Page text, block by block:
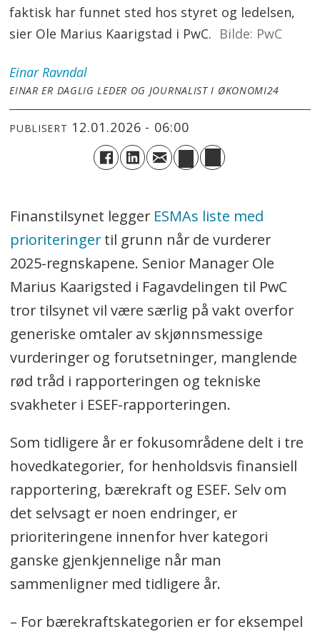
faktisk har funnet sted hos styret og ledelsen,
sier Ole Marius Kaarigstad i PwC.
PwC
Einar Ravndal
EINAR ER DAGLIG LEDER OG JOURNALIST I ØKONOMI24
PUBLISERT 12.01.2026 - 06:00
Finanstilsynet legger ESMAs liste med
prioriteringertil grunn når de vurderer
2025-regnskapene. Senior Manager Ole
Marius Kaarigsted i Fagavdelingen til PwC
tror tilsynet vil være særlig på vakt overfor
generiske omtaler av skjønnsmessige
vurderinger og forutsetninger, manglende
rød tråd i rapporteringen og tekniske
svakheter i ESEF-rapporteringen.
Som tidligere år er fokusområdene delt i tre
hovedkategorier, for henholdsvis finansiell
rapportering, bærekraft og ESEF. Selv om
det selvsagt er noen endringer, er
prioriteringene innenfor hver kategori
ganske gjenkjennelige når man
sammenligner med tidligere år.
– For bærekraftskategorien er for eksempel